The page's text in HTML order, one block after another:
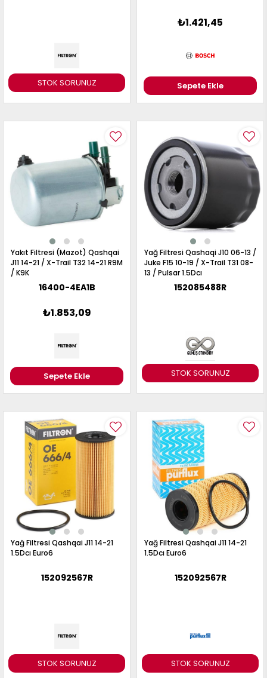
STOK SORUNUZ
₺1.421,45
Sepete Ekle
Yakıt Filtresi (Mazot) Qashqai
J11 14-21 / X-Trail T32 14-21 R9M
/ K9K
16400-4EA1B
₺1.853,09
Sepete Ekle STOK SORUNUZ
Yağ Filtresi Qashaqi J10 06-13 /
Juke F15 10-19 / X-Trail T31 08-
13 / Pulsar 1.5Dcı
152085488R
STOK SORUNUZ
Yağ Filtresi Qashqai J11 14-21
1.5Dcı Euro6
152092567R
STOK SORUNUZ
Yağ Filtresi Qashqai J11 14-21
1.5Dcı Euro6
152092567R